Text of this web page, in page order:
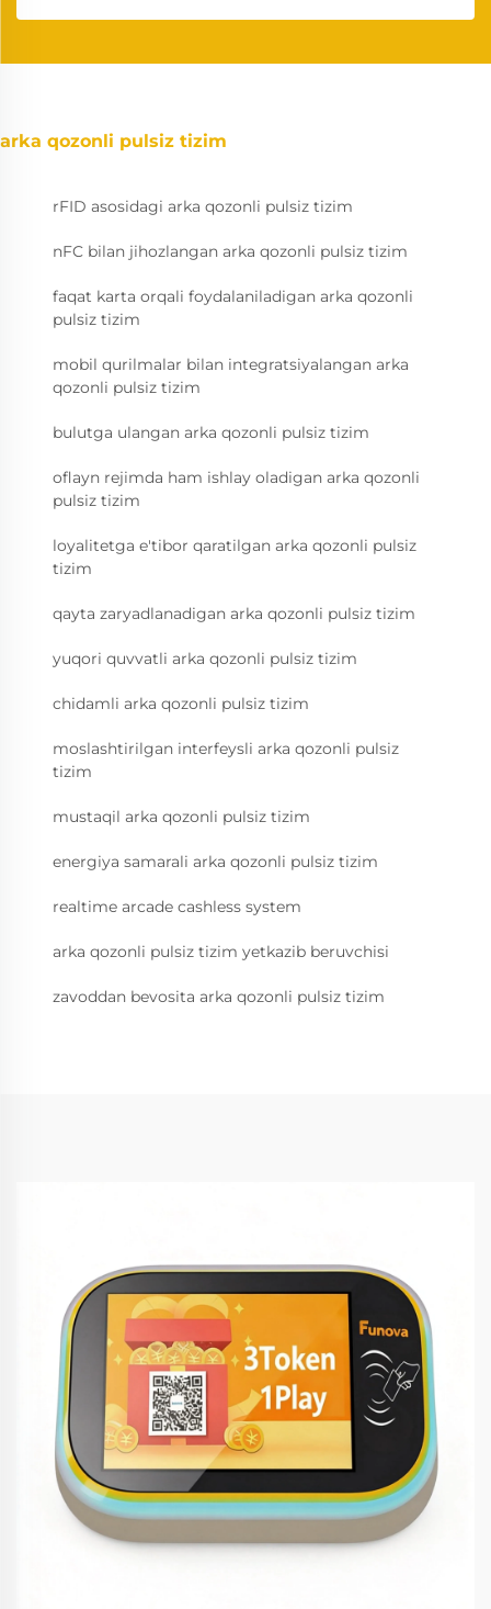
arka qozonli pulsiz tizim
rFID asosidagi arka qozonli pulsiz tizim
nFC bilan jihozlangan arka qozonli pulsiz tizim
faqat karta orqali foydalaniladigan arka qozonli
pulsiz tizim
mobil qurilmalar bilan integratsiyalangan arka
qozonli pulsiz tizim
bulutga ulangan arka qozonli pulsiz tizim
oflayn rejimda ham ishlay oladigan arka qozonli
pulsiz tizim
loyalitetga e'tibor qaratilgan arka qozonli pulsiz
tizim
qayta zaryadlanadigan arka qozonli pulsiz tizim
yuqori quvvatli arka qozonli pulsiz tizim
chidamli arka qozonli pulsiz tizim
moslashtirilgan interfeysli arka qozonli pulsiz
tizim
mustaqil arka qozonli pulsiz tizim
energiya samarali arka qozonli pulsiz tizim
realtime arcade cashless system
arka qozonli pulsiz tizim yetkazib beruvchisi
zavoddan bevosita arka qozonli pulsiz tizim